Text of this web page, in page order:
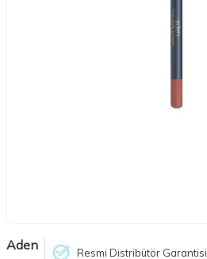
Aden Resmi Distribütör Garantisi